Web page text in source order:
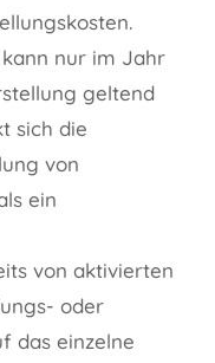
nur im Jahr
geltend
sich die
von
ein
von aktivierten
oder
das einzelne